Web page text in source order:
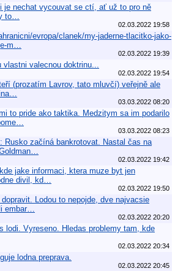
je nechat vycouvat se ctí, ať už to pro ně
to…
02.03.2022 19:58
evropa/clanek/my-jaderne-tlacitko-jako-
m…
02.03.2022 19:39
valecnou doktrinu...
02.03.2022 19:54
(prozatím Lavrov, tato mluvčí) veřejně ale
03.03.2022 08:20
to pride ako taktika. Medzitym sa im podarilo
03.03.2022 08:23
Rusko začíná bankrotovat. Nastal čas na
02.03.2022 19:42
jake informaci, ktera muze byt jen
divil, kd…
02.03.2022 19:50
Lodou to nepojde, dve najvacsie
embar…
02.03.2022 20:20
lodi. Vyreseno. Hledas problemy tam, kde
02.03.2022 20:34
lodna preprava.
02.03.2022 20:45